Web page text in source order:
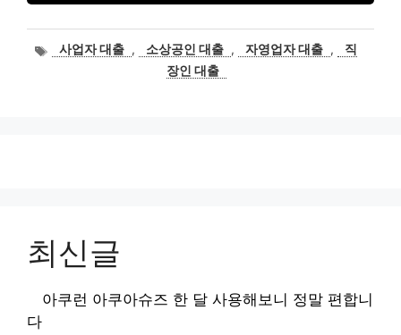
태사업자 대출 , 소상공인 대출 , 자영업자 대출 ,
직
장인 대출
최신글
아쿠런 아쿠아슈즈 한 달 사용해보니 정말 편합니
다